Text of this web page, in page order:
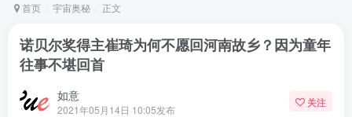
首页 宇宙奥秘 正文
诺贝尔奖得主崔琦为何不愿回河南故乡？因为童年
往事不堪回首
如意
2021年05月14日 10:05发布
关注